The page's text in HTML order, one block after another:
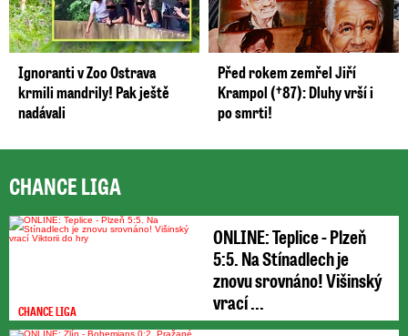
Ignoranti v Zoo Ostrava
krmili mandrily! Pak ještě
nadávali
Před rokem zemřel Jiří
Krampol (†87): Dluhy vrší i
po smrti!
CHANCE LIGA
CHANCE LIGA
ONLINE: Teplice - Plzeň
5:5. Na Stínadlech je
znovu srovnáno! Višinský
vrací ...